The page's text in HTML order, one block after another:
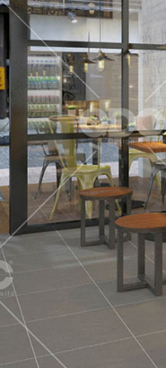
GIA
kết hợp nét đặc trưng
thanh lịch, sang trọng